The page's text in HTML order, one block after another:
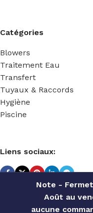
Note -
Août au
aucune
Catégories
Blowers
Traitement Eau
Transfert
Tuyaux & Raccords
Hygiène
Piscine
Liens sociaux:
TECHNIDOSE